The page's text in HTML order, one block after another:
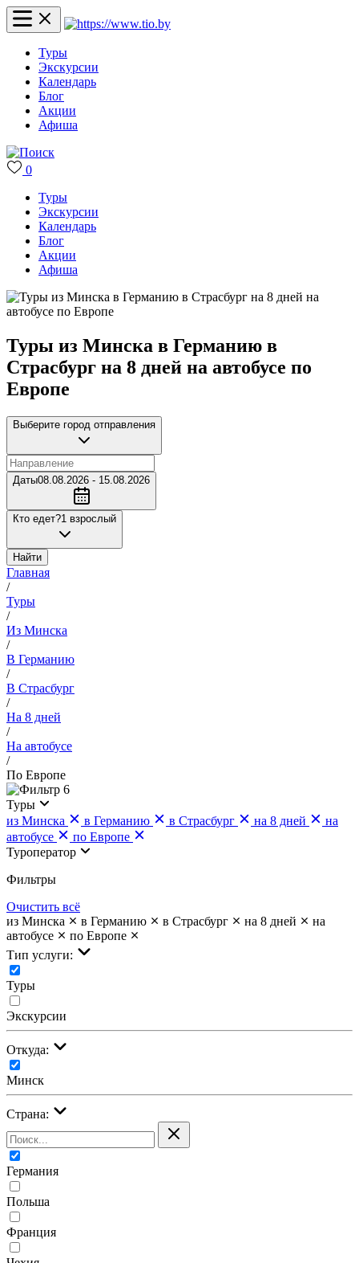
Туры
Экскурсии
Календарь
Блог
Акции
Афиша
0
Туры
Экскурсии
Календарь
Блог
Акции
Афиша
Туры из Минска в Германию в
Страсбург на 8 дней на автобусе по
Европе
Выберите город отправления
Даты08.08.2026 - 15.08.2026
Кто едет?1 взрослый
Найти
Главная
/
Туры
/
Из Минска
/
В Германию
/
В Страсбург
/
На 8 дней
/
На автобусе
/
По Европе
6
Туры
из Минска
в Германию в Страсбург на 8 дней
на
автобусе
по Европе
Туроператор
Фильтры
Очистить всё
из Минска
в Германию в Страсбург на 8 дней
на
автобусе
по Европе
Тип услуги:
Туры
Экскурсии
Откуда:
Минск
Страна:
Германия
Польша
Франция